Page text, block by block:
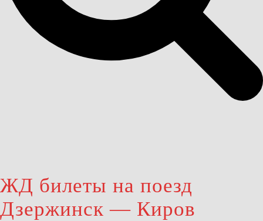
ЖД билеты на поезд
Дзержинск — Киров